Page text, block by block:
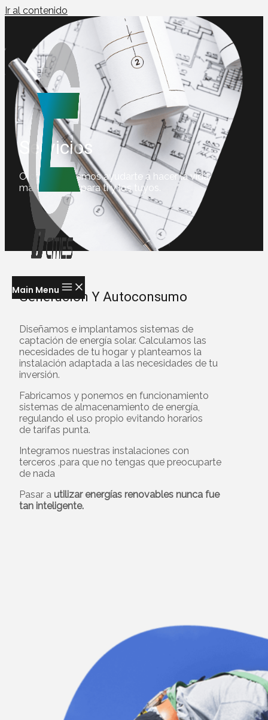
Ir al contenido
Main Menu
Servicios
O cómo podemos ayudarte a hacer la vida
más cómoda para ti y los tuyos.
Generación Y Autoconsumo
Diseñamos e implantamos sistemas de
captación de energía solar. Calculamos las
necesidades de tu hogar y planteamos la
instalación adaptada a las necesidades de tu
inversión.
Fabricamos y ponemos en funcionamiento
sistemas de almacenamiento de energía,
regulando el uso propio evitando horarios
de tarifas punta.
Integramos nuestras instalaciones con
terceros ,para que no tengas que preocuparte
de nada
Pasar a utilizar energías renovables nunca fue
tan inteligente.